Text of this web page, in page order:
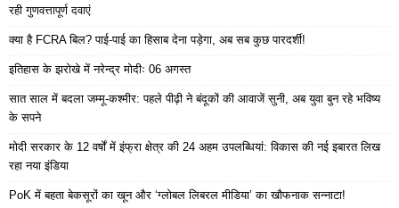
रही गुणवत्तापूर्ण दवाएं
क्या है FCRA बिल? पाई-पाई का हिसाब देना पड़ेगा, अब सब कुछ पारदर्शी!
इतिहास के झरोखे में नरेन्द्र मोदीः 06 अगस्त
सात साल में बदला जम्मू-कश्मीर: पहले पीढ़ी ने बंदूकों की आवाजें सुनी, अब युवा बुन रहे भविष्य
के सपने
मोदी सरकार के 12 वर्षों में इंफ्रा क्षेत्र की 24 अहम उपलब्धियां: विकास की नई इबारत लिख
रहा नया इंडिया
PoK में बहता बेकसूरों का खून और ‘ग्लोबल लिबरल मीडिया’ का खौफनाक सन्नाटा!